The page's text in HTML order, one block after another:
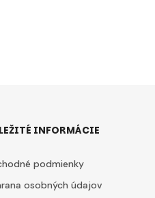
INFORMÁCIE
podmienky
osobných údajov